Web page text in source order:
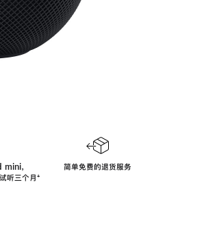
，
听三个月脚
⁺
简单免费的退货服务